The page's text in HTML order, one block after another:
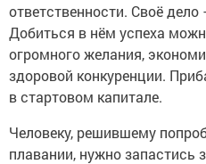
ответственности. Своё
Добиться в нём успеха
огромного желания,
здоровой конкуренции.
в стартовом капитале.
Человеку, решившему
плавании, нужно запастись